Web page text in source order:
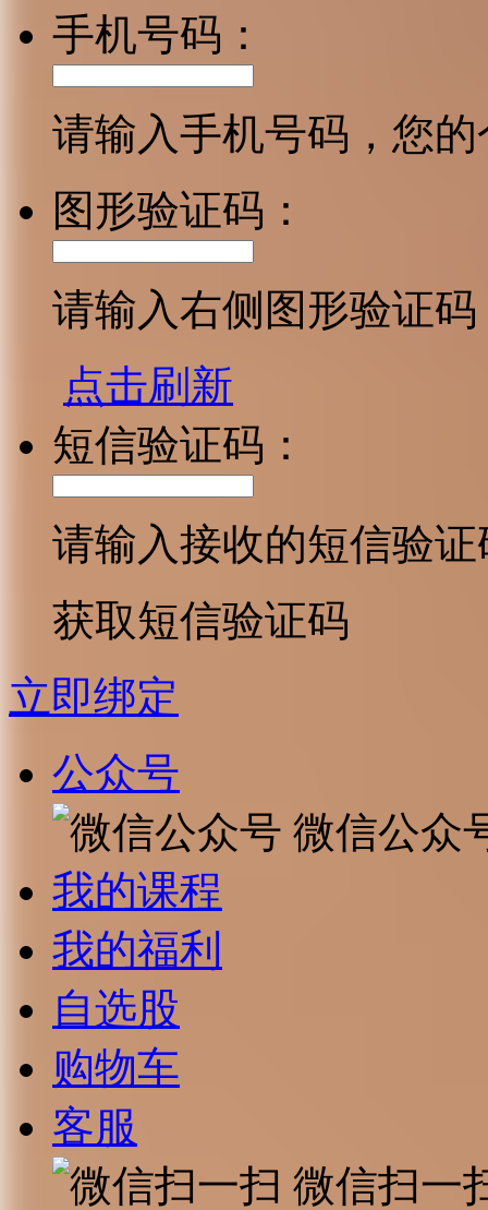
手机号码：
请输入手机号码，您
图形验证码：
请输入右侧图形验证码
点击刷新
短信验证码：
请输入接收的短信验证
获取短信验证码
立即绑定
公众号
微信公众
我的课程
我的福利
自选股
购物车
客服
微信扫一